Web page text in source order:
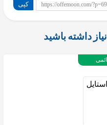
https://offemoon.com/ کپی
داشته باشید